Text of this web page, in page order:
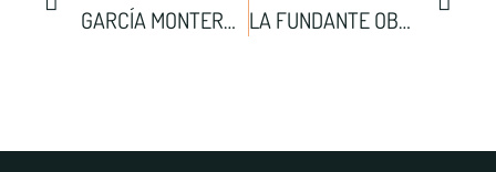
GARCÍA MONTERO Y UN AÑO Y TRES MESES LA FUNDANTE OBRA DE RAFAEL BALLESTEROS